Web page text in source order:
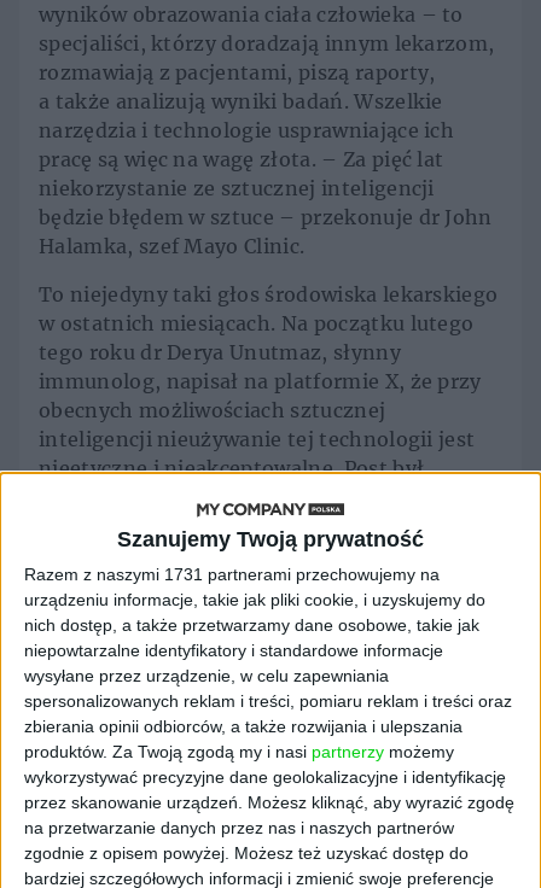
Szanujemy Twoją prywatność
Razem z naszymi 1731 partnerami przechowujemy na
urządzeniu informacje, takie jak pliki cookie, i uzyskujemy do
nich dostęp, a także przetwarzamy dane osobowe, takie jak
niepowtarzalne identyfikatory i standardowe informacje
wysyłane przez urządzenie, w celu zapewniania
spersonalizowanych reklam i treści, pomiaru reklam i treści oraz
zbierania opinii odbiorców, a także rozwijania i ulepszania
produktów. Za Twoją zgodą my i nasi partnerzy możemy
wykorzystywać precyzyjne dane geolokalizacyjne i identyfikację
przez skanowanie urządzeń. Możesz kliknąć, aby wyrazić zgodę
na przetwarzanie danych przez nas i naszych partnerów
zgodnie z opisem powyżej. Możesz też uzyskać dostęp do
bardziej szczegółowych informacji i zmienić swoje preferencje
wyników obrazowania ciała człowieka – to
specjaliści, którzy doradzają innym lekarzom,
rozmawiają z pacjentami, piszą raporty,
a także analizują wyniki badań. Wszelkie
narzędzia i technologie usprawniające ich
pracę są więc na wagę złota. – Za pięć lat
niekorzystanie ze sztucznej inteligencji
będzie błędem w sztuce – przekonuje dr John
Halamka, szef Mayo Clinic.
To niejedyny taki głos środowiska lekarskiego
w ostatnich miesiącach. Na początku lutego
tego roku dr Derya Unutmaz, słynny
immunolog, napisał na platformie X, że przy
obecnych możliwościach sztucznej
inteligencji nieużywanie tej technologii jest
nieetyczne i nieakceptowalne. Post był
odpowiedzią na wyniki badań, jakie
opublikował amerykański kardiolog Eric Topol
– wynika z nich, że dzięki AI detekcja
nowotworów piersi przyspieszyła o blisko 30
proc., uniknięto również wyników fałszywie
dodatnich. To ogromny przeskok.
Kolejny przykład. W styczniu tego roku
w prestiżowym czasopiśmie naukowym
„Nature Medicine” opublikowano artykuł
dotyczący wykrywania raka jajnika za pomocą
ultradźwięków sterowanych sztuczną
inteligencją. Z materiału wynika, że
dokładność diagnostyczna algorytmów AI